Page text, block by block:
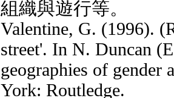
組織與遊行等。
Valentine, G. (1996).
street'. In N. Duncan
geographies of gender
York: Routledge.